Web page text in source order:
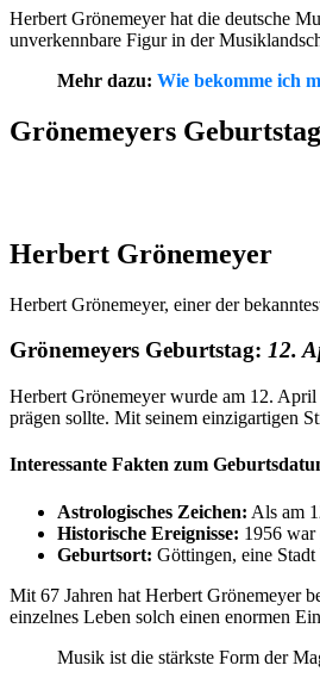
Herbert Grönemeyer hat die deutsche
unverkennbare Figur in der
Mehr dazu: Wie bekomme ich
Grönemeyers
Herbert Grönemeyer
Herbert Grönemeyer, einer der
Grönemeyers Geburtstag: 12.
Herbert Grönemeyer wurde am 12.
prägen sollte. Mit seinem einzigartigen
Interessante Fakten zum
Astrologisches Zeichen: Als am
Historische Ereignisse: 1956 war
Geburtsort: Göttingen, eine
Mit 67 Jahren hat Herbert Grönemeyer
einzelnes Leben solch einen enormen
Musik ist die stärkste Form der